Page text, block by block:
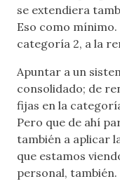
se extendiera
Eso como mínimo.
categoría 2, a la
Apuntar a un
consolidado; de
fijas en la
Pero que de ahí
también a aplicar
que estamos
personal, también.